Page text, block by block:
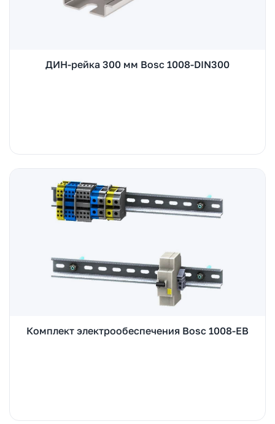
ДИН-рейка 300 мм Bosc 1008-DIN300
Комплект электрообеспечения Bosc 1008-EB